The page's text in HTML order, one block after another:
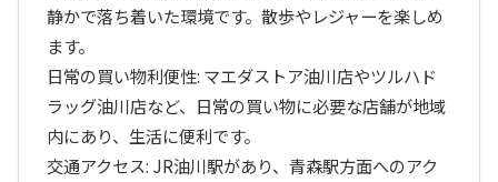
静かで落ち着いた環境です。散歩やレジャーを楽しめ
ます。
日常の買い物利便性: マエダストア油川店やツルハド
ラッグ油川店など、日常の買い物に必要な店舗が地域
内にあり、生活に便利です。
交通アクセス: JR油川駅があり、青森駅方面へのアク